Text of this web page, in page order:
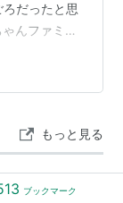
だったと思
んファミリ
と思ったの
いる、素敵
言います
ます。 これ
もっと見る
ブックマーク